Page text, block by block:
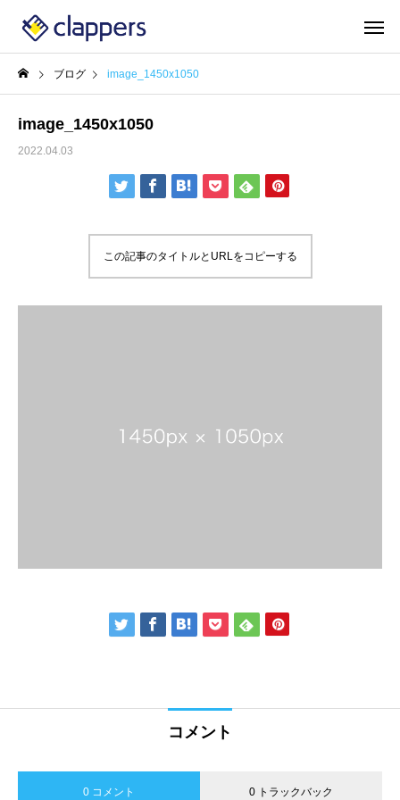
ブログ image_1450x1050
image_1450x1050
2022.04.03
この記事のタイトルとURLをコピーする
コメント
0 コメント 0 トラックバック